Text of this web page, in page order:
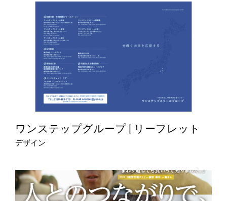
ワンステップグループ | リーフレット
デザイン